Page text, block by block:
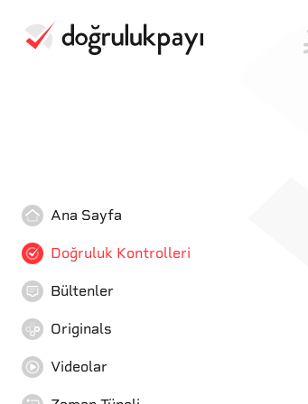
Ana Sayfa
Doğruluk Kontrolleri
Bültenler
Originals
Videolar